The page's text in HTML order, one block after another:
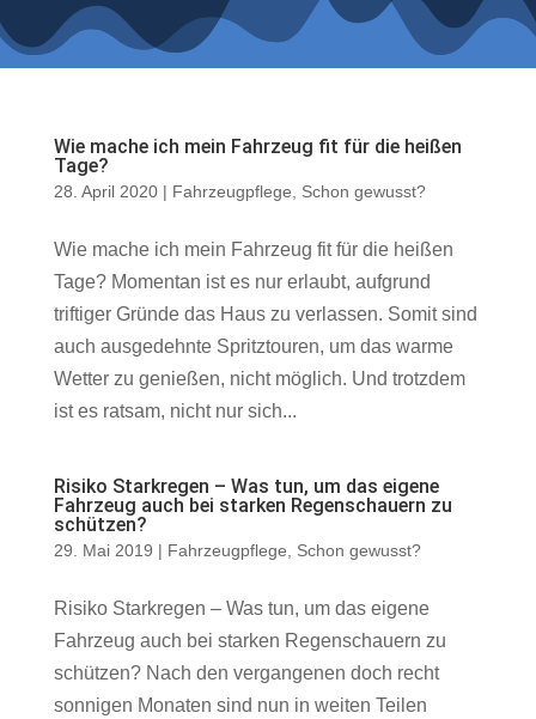
Wie mache ich mein Fahrzeug fit für die heißen
Tage?
28. April 2020| Fahrzeugpflege Schon gewusst?
Wie mache ich mein Fahrzeug fit für die heißen
Tage? Momentan ist es nur erlaubt, aufgrund
triftiger Gründe das Haus zu verlassen. Somit sind
auch ausgedehnte Spritztouren, um das warme
Wetter zu genießen, nicht möglich. Und trotzdem
ist es ratsam, nicht nur sich...
Risiko Starkregen – Was tun, um das eigene
Fahrzeug auch bei starken Regenschauern zu
schützen?
29. Mai 2019 | Fahrzeugpflege Schon gewusst?
Risiko Starkregen – Was tun, um das eigene
Fahrzeug auch bei starken Regenschauern zu
schützen? Nach den vergangenen doch recht
sonnigen Monaten sind nun in weiten Teilen